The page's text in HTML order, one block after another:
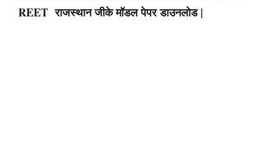
REET राजस्थान जीके मॉडल पेपर डाउनलोड |